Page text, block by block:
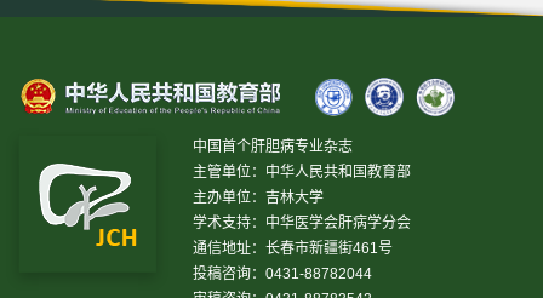
中国首个肝胆病专业杂志
主管单位：中华人民共和国教育部
主办单位：吉林大学
学术支持：中华医学会肝病学分会
通信地址：长春市新疆街461号
投稿咨询：0431-88782044